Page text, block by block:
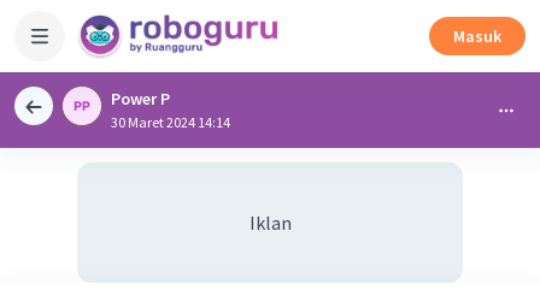
Masuk
Power P
30 Maret 2024 14:14
Iklan